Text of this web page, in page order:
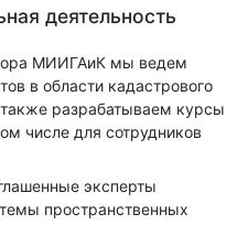
деятельность
МИИГАиК мы ведем
в области кадастрового
разрабатываем курсы
числе для сотрудников
эксперты
пространственных